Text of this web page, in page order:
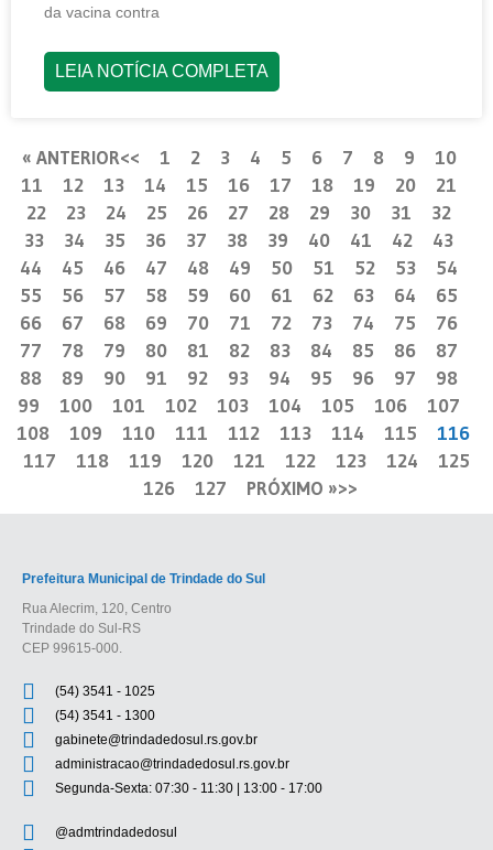
da vacina contra
LEIA NOTÍCIA COMPLETA
« ANTERIOR 1 2 3 4 5 6 7 8 9
10
11
12 13 14 15 16 17 18 19 20
21
22
23 24 25 26 27 28 29 30 31
32
33
34 35 36 37 38 39 40 41 42
43
44
45 46 47 48 49 50 51 52 53
54
55
56 57 58 59 60 61 62 63 64
65
66
67 68 69 70 71 72 73 74 75
76
77
78 79 80 81 82 83 84 85 86
87
88
89 90 91 92 93 94 95 96 97
98
99
100 101 102 103 104 105 106
107
108
109 110 111 112 113 114 115
116
117
118 119 120 121 122 123 124
125
126
127 PRÓXIMO »
Prefeitura Municipal de Trindade do Sul
Rua Alecrim, 120, Centro
Trindade do Sul-RS
CEP 99615-000.
(54) 3541 - 1025
(54) 3541 - 1300
gabinete@trindadedosul.rs.gov.br
administracao@trindadedosul.rs.gov.br
Segunda-Sexta: 07:30 - 11:30 | 13:00 - 17:00
@admtrindadedosul